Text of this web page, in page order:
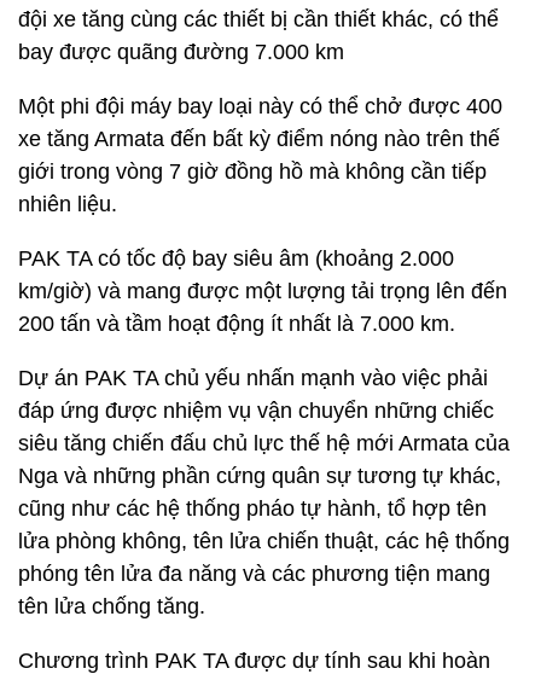
đội xe tăng cùng các thiết bị cần thiết khác, có thể
bay được quãng đường 7.000 km
Một phi đội máy bay loại này có thể chở được 400
xe tăng Armata đến bất kỳ điểm nóng nào trên thế
giới trong vòng 7 giờ đồng hồ mà không cần tiếp
nhiên liệu.
PAK TA có tốc độ bay siêu âm (khoảng 2.000
km/giờ) và mang được một lượng tải trọng lên đến
200 tấn và tầm hoạt động ít nhất là 7.000 km.
Dự án PAK TA chủ yếu nhấn mạnh vào việc phải
đáp ứng được nhiệm vụ vận chuyển những chiếc
siêu tăng chiến đấu chủ lực thế hệ mới Armata của
Nga và những phần cứng quân sự tương tự khác,
cũng như các hệ thống pháo tự hành, tổ hợp tên
lửa phòng không, tên lửa chiến thuật, các hệ thống
phóng tên lửa đa năng và các phương tiện mang
tên lửa chống tăng.
Chương trình PAK TA được dự tính sau khi hoàn